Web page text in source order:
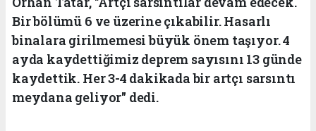
Bir bölümü 6 ve üzerine çıkabilir. Hasarlı
binalara girilmemesi büyük önem taşıyor. 4
ayda kaydettiğimiz deprem sayısını 13 günde
kaydettik. Her 3-4 dakikada bir artçı sarsıntı
meydana geliyor" dedi.